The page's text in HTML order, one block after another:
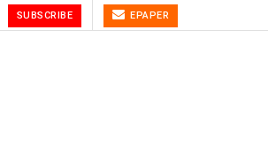
SUBSCRIBE EPAPER